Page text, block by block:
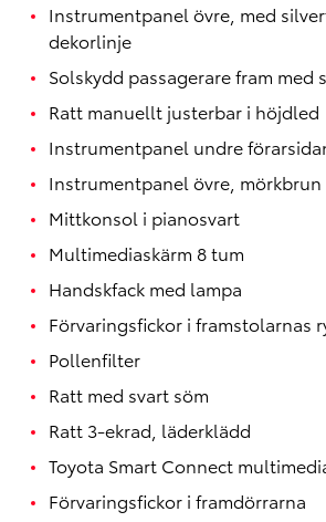
Instrumentpanel övre, med
dekorlinje
Solskydd passagerare fram med
Ratt manuellt justerbar i höjdled
Instrumentpanel undre
Instrumentpanel övre, mörkbrun
Mittkonsol i pianosvart
Multimediaskärm 8 tum
Handskfack med lampa
Förvaringsfickor i framstolarnas
Pollenfilter
Ratt med svart söm
Ratt 3-ekrad, läderklädd
Toyota Smart Connect
Förvaringsfickor i framdörrarna